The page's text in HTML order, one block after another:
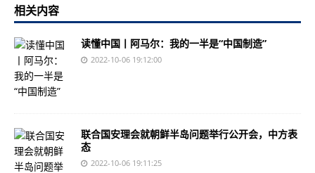
相关内容
读懂中国丨阿马尔：我的一半是“中国制造”
2022-10-06 19:12:00
联合国安理会就朝鲜半岛问题举行公开会，中方表
态
2022-10-06 19:11:25